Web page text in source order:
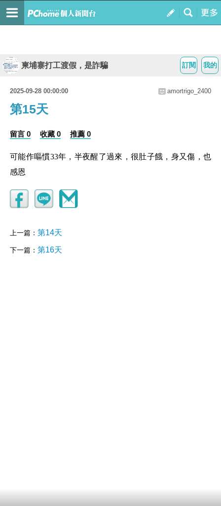
我的
訂閱
柬埔寨打工渡假，是詐騙
2025-09-28 00:00:00 amortrigo_2400
第15天
留言 0 收藏 0 推薦 0
可能作嘔慣33年，半夜醒了過來，很肚子餓，身又傷，也
感恩
上一篇： 第14天
下一篇： 第16天